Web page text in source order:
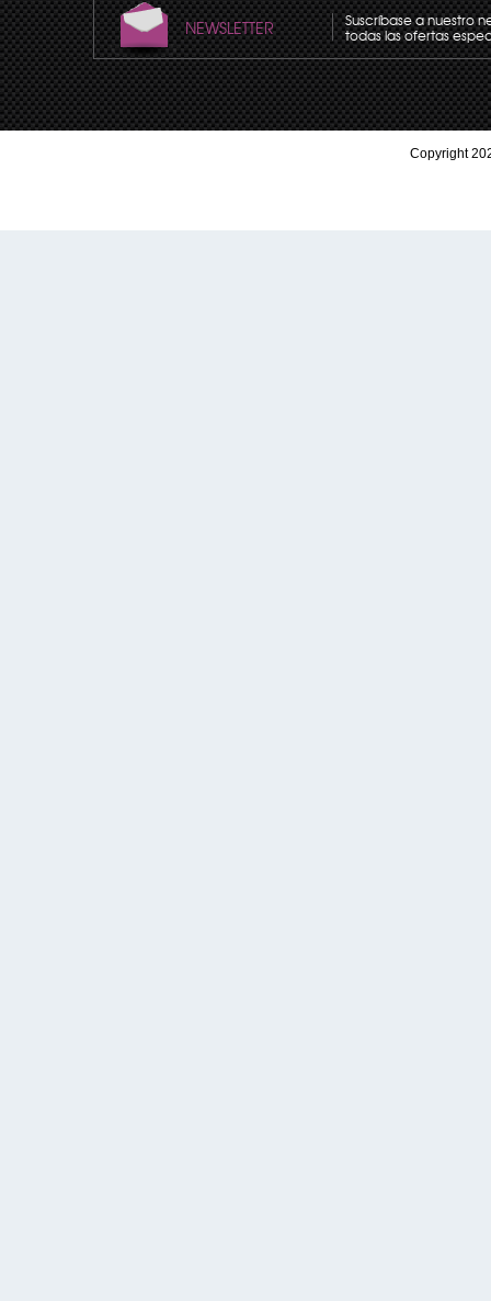
NEWSLETTER Suscríbase a nuestro
todas las ofertas
Copyright